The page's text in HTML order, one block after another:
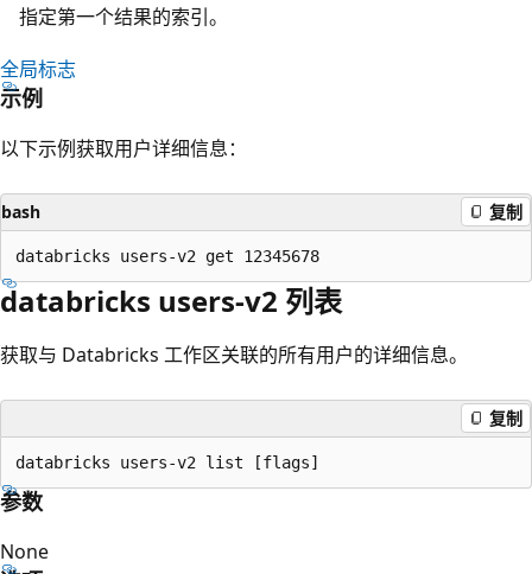
指定第一个结果的索引。
全局标志
示例
以下示例获取用户详细信息：
bash 复制
databricks users-v2 列表
获取与 Databricks 工作区关联的所有用户的详细信息。
复制
参数
None